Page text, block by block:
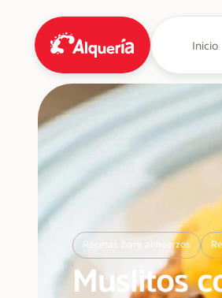
Inicio
Recetas para almuerzos
Muslitos